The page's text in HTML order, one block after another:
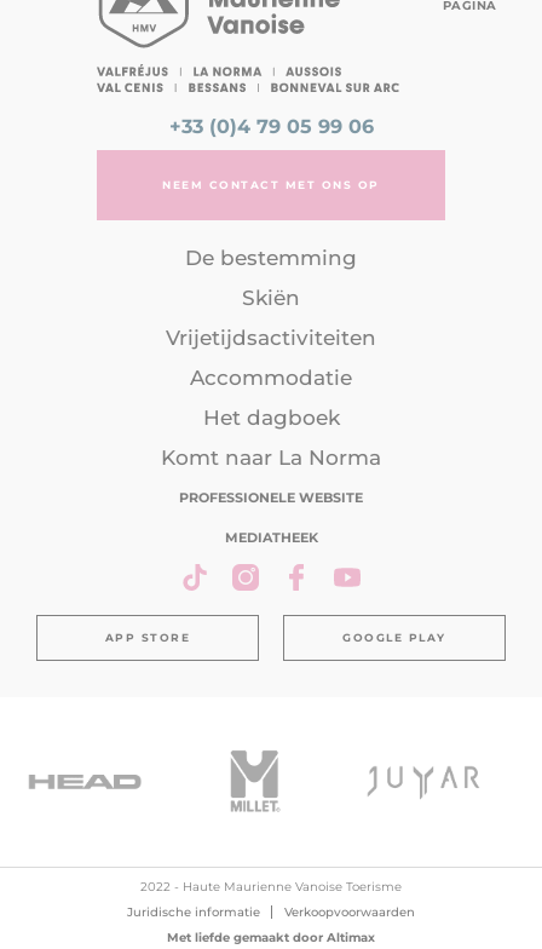
+33 (0)4 79 05 99 06
NEEM CONTACT MET ONS OP
De bestemming
Skiën
Vrijetijdsactiviteiten
Accommodatie
Het dagboek
Komt naar La Norma
PROFESSIONELE WEBSITE
MEDIATHEEK
APP STORE GOOGLE PLAY
PAGINA
2022 - Haute Maurienne Vanoise Toerisme
Juridische informatie
Verkoopvoorwaarden
Met liefde gemaakt door Altimax